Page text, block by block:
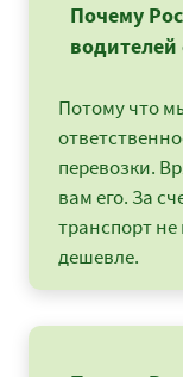
Почему
водителей
Потому что
перевозки.
вам его. За
транспорт не
дешевле.